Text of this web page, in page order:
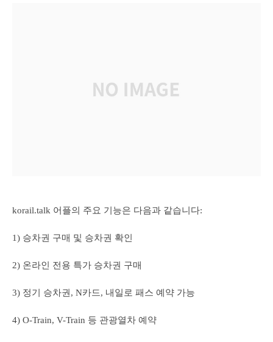
korail.talk 어플의 주요 기능은 다음과 같습니다:
1) 승차권 구매 및 승차권 확인
2) 온라인 전용 특가 승차권 구매
3) 정기 승차권, N카드, 내일로 패스 예약 가능
4) O-Train, V-Train 등 관광열차 예약